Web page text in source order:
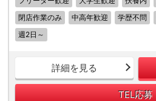
閉店作業のみ
中高年歓迎 学歴不問
週2日～
詳細を見る
TEL応募